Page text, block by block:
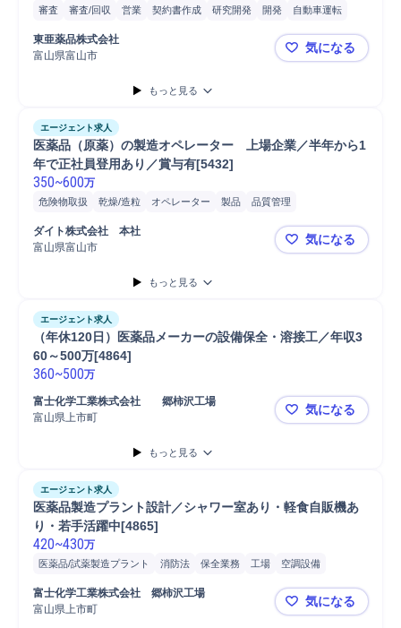
審査 審査/回収 営業 契約書作成 研究開発 開発
自動車運転
自動車/輸送機器
東亜薬品株式会社
富山県富山市
【東亜薬品
気になる
もっと見る
エージェント求人
医薬品（原薬）の製造オペレーター　上場企業／半年から1
年で正社員登用あり／賞与有[5432]
350~600万
危険物取扱 乾燥/造粒 オペレーター 製品 品質管理
ダイト株式会社　本社
富山県富山市
医薬品（原
気になる
もっと見る
エージェント求人
（年休120日）医薬品メーカーの設備保全・溶接工／年収3
60～500万[4864]
360~500万
富士化学工業株式会社	郷柿沢工場
富山県上市町
（年休120
気になる
もっと見る
エージェント求人
医薬品製造プラント設計／シャワー室あり・軽食自販機あ
り・若手活躍中[4865]
420~430万
医薬品/試薬製造プラント 消防法 保全業務 工場
空調設備
予防保全
機器管理 プラント設計
電気設備
富士化学工業株式会社　郷柿沢工場
富山県上市町
医薬品製造
気になる